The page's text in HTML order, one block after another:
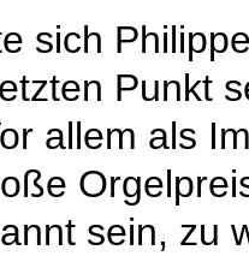
sich
Punkt
allem als
sein, zu